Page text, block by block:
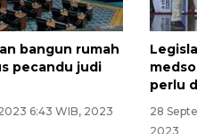
bangun rumah
pecandu judi
6:43 WIB, 2023
perlu
28
2023